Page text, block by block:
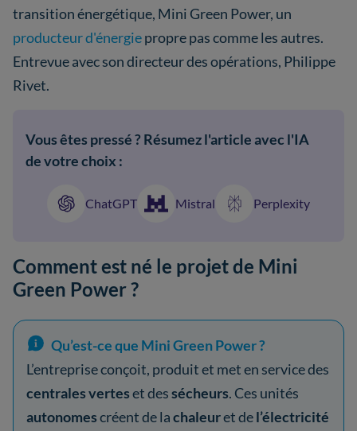
transition énergétique, Mini Green Power, un
producteur d'énergiepropre pas comme les autres.
Entrevue avec son directeur des opérations, Philippe
Rivet.
Vous êtes pressé ? Résumez l'article avec l'IA
de votre choix :
ChatGPT Mistral Perplexity
Comment est né le projet de Mini
Green Power ?
Qu’est-ce que Mini Green Power ?
L’entreprise conçoit, produit et met en service des
centrales verteset dessécheurs. Ces unités
autonomescréent de lachaleuret del’électricité